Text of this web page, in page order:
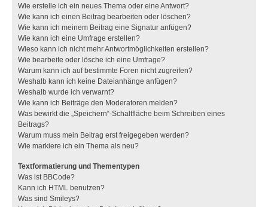
Wie erstelle ich ein neues Thema oder eine Antwort?
Wie kann ich einen Beitrag bearbeiten oder löschen?
Wie kann ich meinem Beitrag eine Signatur anfügen?
Wie kann ich eine Umfrage erstellen?
Wieso kann ich nicht mehr Antwortmöglichkeiten erstellen?
Wie bearbeite oder lösche ich eine Umfrage?
Warum kann ich auf bestimmte Foren nicht zugreifen?
Weshalb kann ich keine Dateianhänge anfügen?
Weshalb wurde ich verwarnt?
Wie kann ich Beiträge den Moderatoren melden?
Was bewirkt die „Speichern“-Schaltfläche beim Schreiben eines
Beitrags?
Warum muss mein Beitrag erst freigegeben werden?
Wie markiere ich ein Thema als neu?
Textformatierung und Thementypen
Was ist BBCode?
Kann ich HTML benutzen?
Was sind Smileys?